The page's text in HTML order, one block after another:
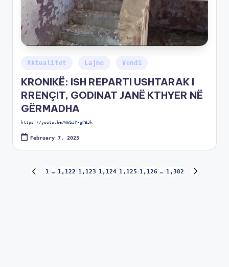
Aktualitet Lajme Vendi
KRONIKË: ISH REPARTI USHTARAK I
RRENÇIT, GODINAT JANË KTHYER NË
GËRMADHA
https://youtu.be/WWSJP-gPBJk
February 7, 2025
1 … 1,122 1,123 1,124 1,125 1,126 … 1,382